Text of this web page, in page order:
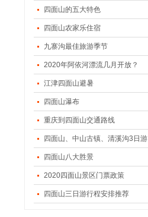
四面山的五大特色
四面山农家乐住宿
九寨沟最佳旅游季节
2020年阿依河漂流几月开放？
江津四面山避暑
四面山瀑布
重庆到四面山交通路线
四面山、中山古镇、清溪沟3日游
四面山八大胜景
2020四面山景区门票政策
四面山三日游行程安排推荐